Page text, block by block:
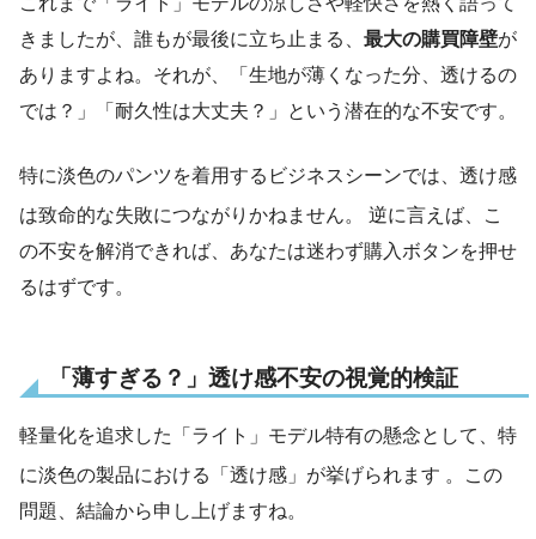
きましたが、誰もが最後に立ち止まる、 最大の購買障壁が
ありますよね。それが、「生地が薄くなった分、透けるの
では？」「耐久性は大丈夫？」という潜在的な不安です。
特に淡色のパンツを着用するビジネスシーンでは、透け感
は致命的な失敗につながりかねません。 逆に言えば、こ
の不安を解消できれば、あなたは迷わず購入ボタンを押せ
るはずです。
「薄すぎる？」透け感不安の視覚的検証
軽量化を追求した「ライト」モデル特有の懸念として、特
に淡色の製品における「透け感」が挙げられます 。この
問題、結論から申し上げますね。